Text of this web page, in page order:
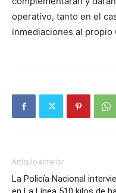
operativo, tanto en el
inmediaciones al propio
Artículo anterior
La Policía Nacional